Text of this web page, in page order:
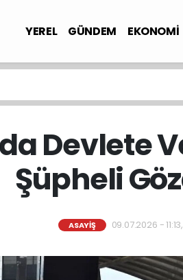
YEREL GÜNDEM EKONOMİ
Devlete
Şüpheli
ASAYİŞ 09.07.2026 -